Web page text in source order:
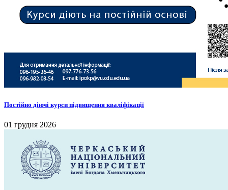
Постійно діючі курси підвищення кваліфікації
01 грудня 2026